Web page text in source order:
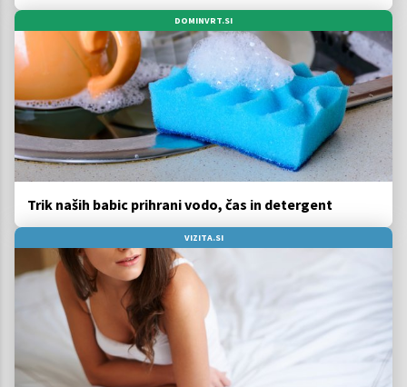
DOMINVRT.SI
Trik naših babic prihrani vodo, čas in detergent
VIZITA.SI